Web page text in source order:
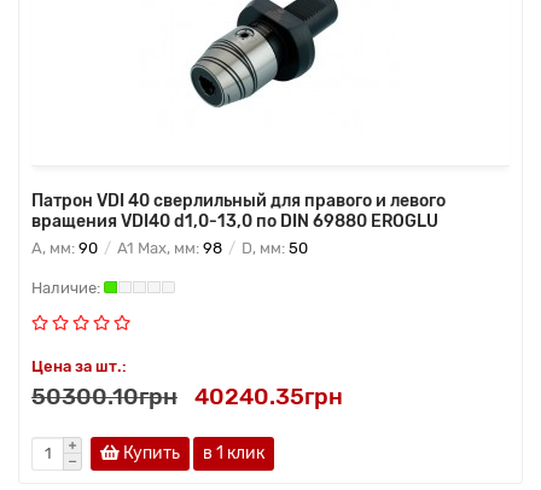
Патрон VDI 40 сверлильный для правого и левого
вращения VDI40 d1,0-13,0 по DIN 69880 EROGLU
A, мм: 90 A1 Max, мм: 98 D, мм: 50
Цена за шт.:
50300.10грн 40240.35грн
Купить в 1 клик